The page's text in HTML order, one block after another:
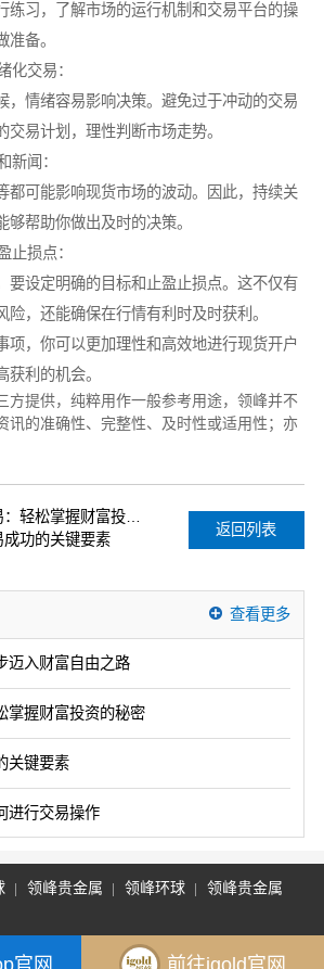
练习，了解市场的运行机制和交易平台的操
备。
化交易：
，情绪容易影响决策。避免过于冲动的交易
交易计划，理性判断市场走势。
新闻：
都可能影响现货市场的波动。因此，持续关
帮助你做出及时的决策。
止损点：
要设定明确的目标和止盈止损点。这不仅有
险，还能确保在行情有利时及时获利。
项，你可以更加理性和高效地进行现货开户
获利的机会。
方提供，纯粹用作一般参考用途，领峰并不
讯的准确性、完整性、及时性或适用性；亦
现货开户交易：轻松掌握财富投资的秘密
功的关键要素
返回列表
查看更多
迈入财富自由之路
掌握财富投资的秘密
关键要素
进行交易操作
领峰贵金属 领峰环球
领峰贵金属